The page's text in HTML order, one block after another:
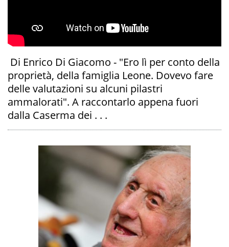
Di Enrico Di Giacomo - "Ero lì per conto della
proprietà, della famiglia Leone. Dovevo fare
delle valutazioni su alcuni pilastri
ammalorati". A raccontarlo appena fuori
dalla Caserma dei . . .